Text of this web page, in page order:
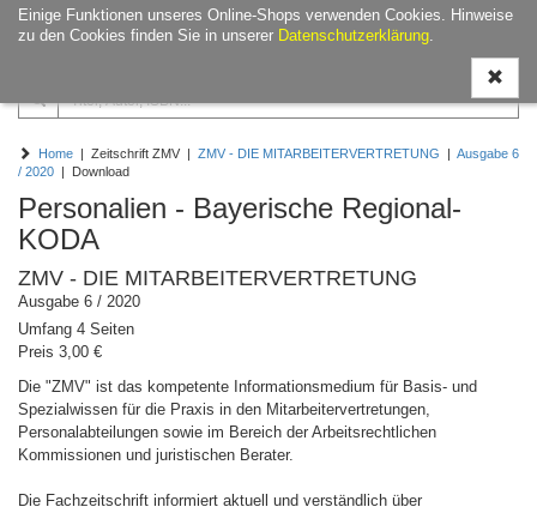
Einige Funktionen unseres Online-Shops verwenden Cookies. Hinweise
zu den Cookies finden Sie in unserer Datenschutzerklärung.
ein-/
Home | Zeitschrift ZMV | ZMV - DIE MITARBEITERVERTRETUNG | Ausgabe 6
/ 2020 | Download
Personalien - Bayerische Regional-
KODA
ZMV - DIE MITARBEITERVERTRETUNG
Ausgabe 6 / 2020
Umfang 4 Seiten
Preis 3,00 €
Die "ZMV" ist das kompetente Informationsmedium für Basis- und
Spezialwissen für die Praxis in den Mitarbeitervertretungen,
Personalabteilungen sowie im Bereich der Arbeitsrechtlichen
Kommissionen und juristischen Berater.
Die Fachzeitschrift informiert aktuell und verständlich über